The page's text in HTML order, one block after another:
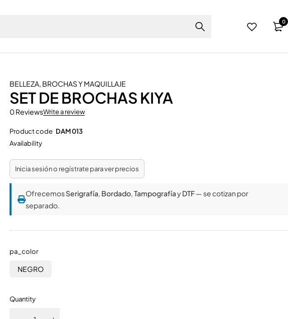
0
BELLEZA, BROCHAS Y MAQUILLAJE
SET DE BROCHAS KIYA
0 ReviewsWrite a review
Product code DAM 013
Availability
Inicia sesión o regístrate para ver precios
OfrecemosSerigrafía, Bordado,TampografíayDTF— se cotizan por
separado.
pa_color
NEGRO
Quantity